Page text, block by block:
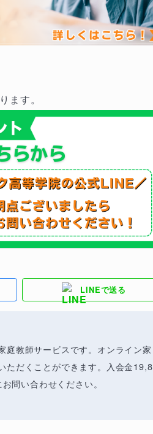
ます。
LINEで送る
庭教師サービスです。オンライン家
ただくことができます。入会金19,8
問い合わせください。